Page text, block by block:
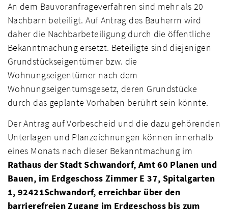
An dem Bauvoranfrageverfahren sind mehr als 20
Nachbarn beteiligt. Auf Antrag des Bauherrn wird
daher die Nachbarbeteiligung durch die öffentliche
Bekanntmachung ersetzt. Beteiligte sind diejenigen
Grundstückseigentümer bzw. die
Wohnungseigentümer nach dem
Wohnungseigentumsgesetz, deren Grundstücke
durch das geplante Vorhaben berührt sein könnte.
Der Antrag auf Vorbescheid und die dazu gehörenden
Unterlagen und Planzeichnungen können innerhalb
eines Monats nach dieser Bekanntmachung im
Rathaus der Stadt Schwandorf, Amt 60 Planen und
Bauen, im Erdgeschoss Zimmer E 37, Spitalgarten
1, 92421Schwandorf, erreichbar über den
barrierefreien Zugang im Erdgeschoss bis zum